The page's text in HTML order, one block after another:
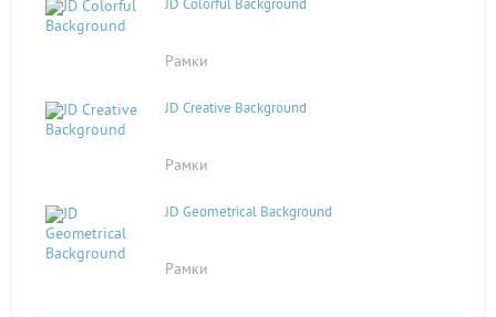
JD Colorful Background
Рамки
JD Creative Background
Рамки
JD Geometrical Background
Рамки